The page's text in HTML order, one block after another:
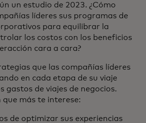
un estudio de 2023. ¿Cómo
líderes sus programas de
para equilibrar la
los costos con los beneficios
cara a cara?
que las compañías líderes
en cada etapa de su viaje
gastos de viajes de negocios.
que más te interese:
de optimizar sus experiencias